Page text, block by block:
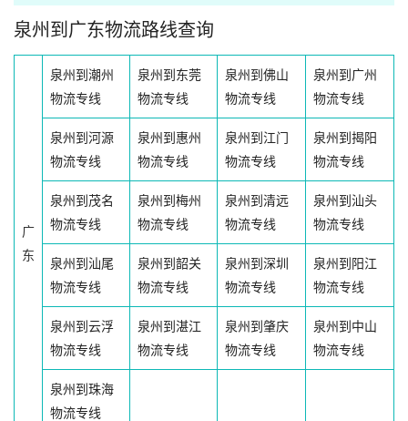
泉州到广东物流路线查询
广
东
泉州到潮州
物流专线
泉州到东莞
物流专线
泉州到佛山
物流专线
泉州到广州
物流专线
泉州到河源
物流专线
泉州到惠州
物流专线
泉州到江门
物流专线
泉州到揭阳
物流专线
泉州到茂名
物流专线
泉州到梅州
物流专线
泉州到清远
物流专线
泉州到汕头
物流专线
泉州到汕尾
物流专线
泉州到韶关
物流专线
泉州到深圳
物流专线
泉州到阳江
物流专线
泉州到云浮
物流专线
泉州到湛江
物流专线
泉州到肇庆
物流专线
泉州到中山
物流专线
泉州到珠海
物流专线